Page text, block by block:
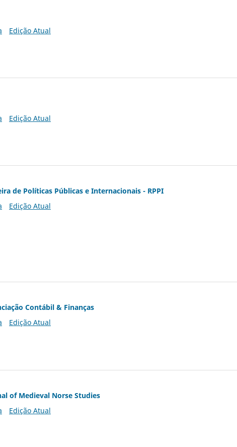
Edição Atual
Edição Atual
de Políticas Públicas e Internacionais - RPPI
Edição Atual
Contábil & Finanças
Edição Atual
of Medieval Norse Studies
Edição Atual